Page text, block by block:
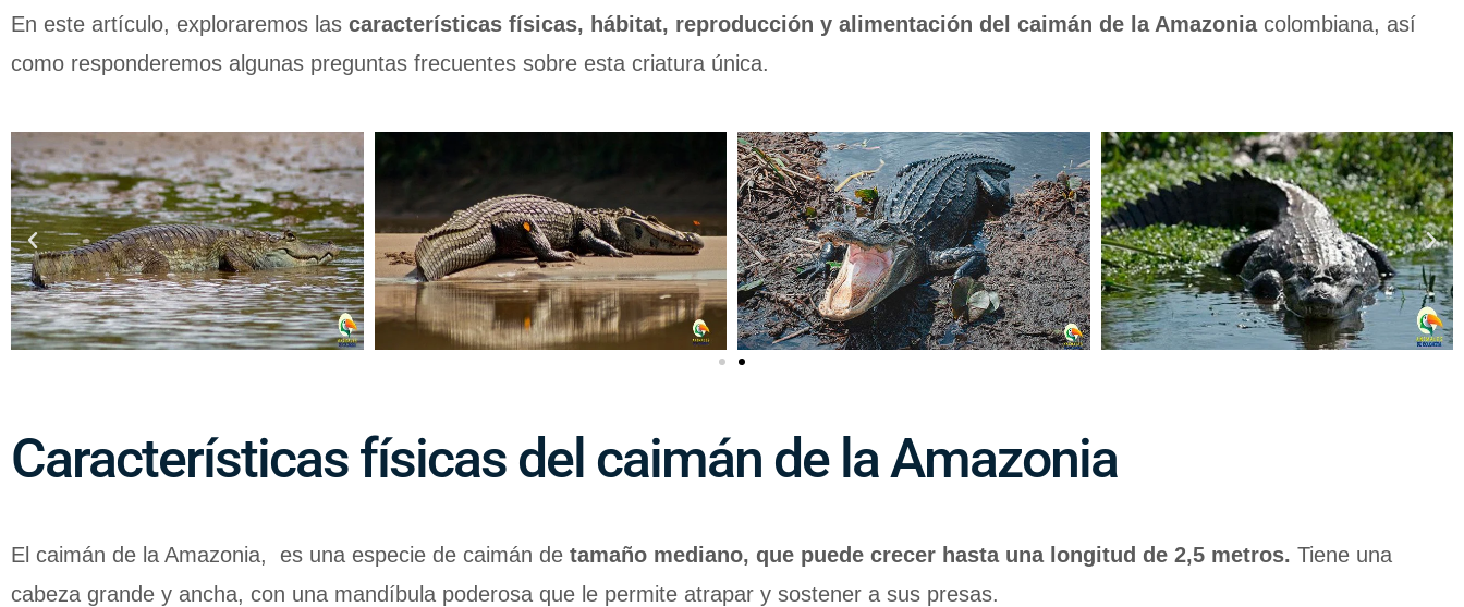
En este artículo, exploraremos las características físicas, hábitat, reproducción y alimentación del caimán de la Amazoniacolombiana, así
como responderemos algunas preguntas frecuentes sobre esta criatura única.
Características físicas del caimán de la Amazonia
El caimán de la Amazonia, es una especie de caimán de tamaño mediano, que puede crecer hasta una longitud de 2,5 metros. Tiene una
cabeza grande y ancha, con una mandíbula poderosa que le permite atrapar y sostener a sus presas.